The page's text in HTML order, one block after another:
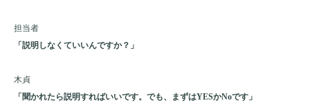
担当者
「説明しなくていいんですか？」
木貞
「聞かれたら説明すればいいです。でも、まずはYESかNoです」